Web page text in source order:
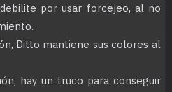
por usar forcejeo, al no
Ditto mantiene sus colores al
hay un truco para conseguir